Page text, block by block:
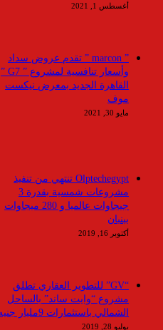
أغسطس 1, 2021
” marcon ” تقدم عروض سداد
وأسعار تنافسية لمشروع ” G7 ”
القاهرة الجديد بمعرض نيكست
موف
مايو 30, 2021
Olptechegypt تنتهي من تنفيذ
مشروعات شمسية بقدرة 3
جيجاوات عالميا و 280 ميجاوات
ببنبان
أكتوبر 16, 2019
“GV” للتطوير العقاري تطلق
مشروع “وايت ساند” بالساحل
الشمالي باستثمارات 9مليار جنيه
يوليو 28, 2019